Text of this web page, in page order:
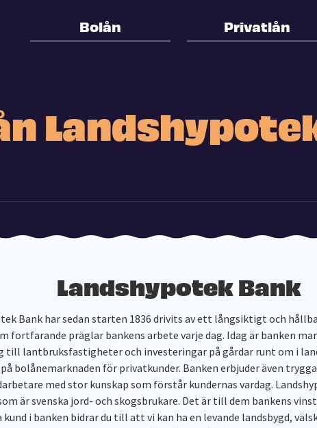
Bolån Privatlån
Landshypotek Bank
Bank har sedan starten 1836 drivits av ett långsiktigt och
fortfarande präglar bankens arbete varje dag. Idag är banken
till lantbruksfastigheter och investeringar på gårdar runt om i
bolånemarknaden för privatkunder. Banken erbjuder även
med stor kunskap som förstår kundernas vardag.
är svenska jord- och skogsbrukare. Det är till dem bankens
kund i banken bidrar du till att vi kan ha en levande landsbygd,